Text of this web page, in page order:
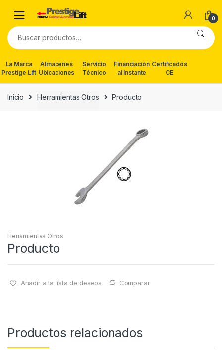
navigation
content
0
Buscar
por:
La Marca
Prestige Lift
Almacenes
Ubicaciones
Servicio
Técnico
Financiación
al Instante
Certificados
CE
Inicio Herramientas Otros Producto
Herramientas Otros
Producto
Añadir a la lista de deseos Comparar
Productos relacionados